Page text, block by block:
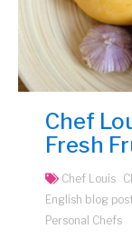
Chef
Fresh
Chef Louis
English blog
Personal Chefs